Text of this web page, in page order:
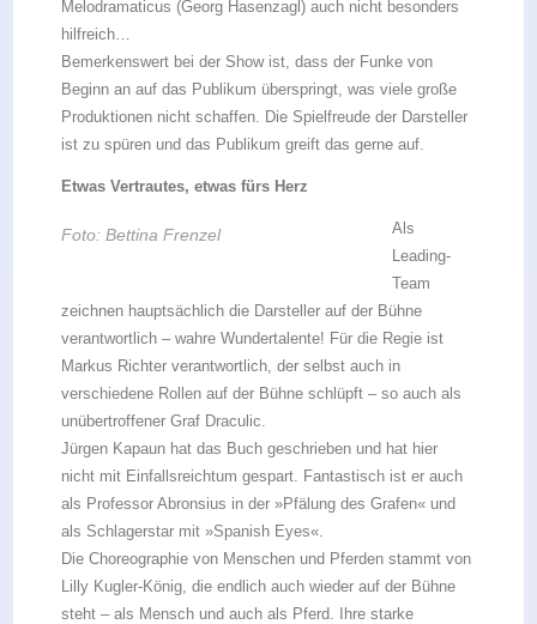
Melodramaticus (Georg Hasenzagl) auch nicht besonders
hilfreich…
Bemerkenswert bei der Show ist, dass der Funke von
Beginn an auf das Publikum überspringt, was viele große
Produktionen nicht schaffen. Die Spielfreude der Darsteller
ist zu spüren und das Publikum greift das gerne auf.
Etwas Vertrautes, etwas fürs Herz
Foto: Bettina Frenzel
Als
Leading-
Team
zeichnen hauptsächlich die Darsteller auf der Bühne
verantwortlich – wahre Wundertalente! Für die Regie ist
Markus Richter verantwortlich, der selbst auch in
verschiedene Rollen auf der Bühne schlüpft – so auch als
unübertroffener Graf Draculic.
Jürgen Kapaun hat das Buch geschrieben und hat hier
nicht mit Einfallsreichtum gespart. Fantastisch ist er auch
als Professor Abronsius in der »Pfälung des Grafen« und
als Schlagerstar mit »Spanish Eyes«.
Die Choreographie von Menschen und Pferden stammt von
Lilly Kugler-König, die endlich auch wieder auf der Bühne
steht – als Mensch und auch als Pferd. Ihre starke